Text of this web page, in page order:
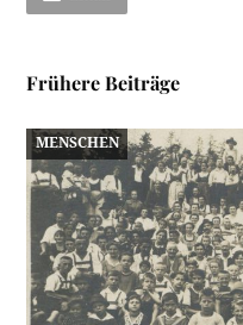
Frühere Beiträge
MENSCHEN